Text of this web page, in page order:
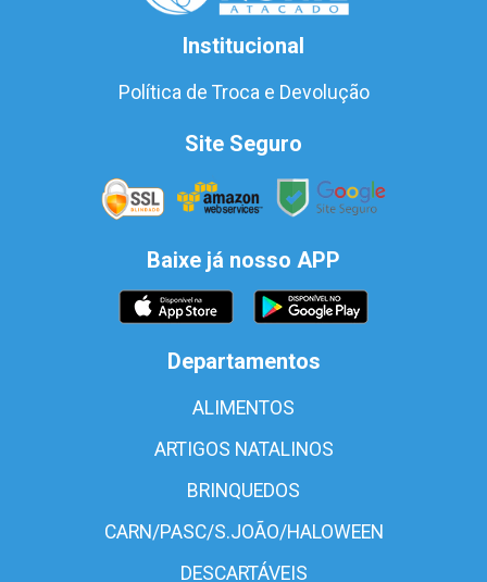
Institucional
Política de Troca e Devolução
Site Seguro
Baixe já nosso APP
Departamentos
ALIMENTOS
ARTIGOS NATALINOS
BRINQUEDOS
CARN/PASC/S.JOÃO/HALOWEEN
DESCARTÁVEIS